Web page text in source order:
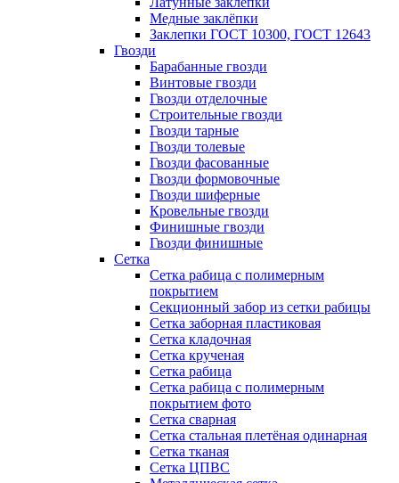
Медные заклёпки
Заклепки ГОСТ 10300, ГОСТ 12643
Гвозди
Барабанные гвозди
Винтовые гвозди
Гвозди отделочные
Строительные гвозди
Гвозди тарные
Гвозди толевые
Гвозди фасованные
Гвозди формовочные
Гвозди шиферные
Кровельные гвозди
Финишные гвозди
Гвозди финишные
Сетка
Сетка рабица с полимерным
покрытием
Секционный забор из сетки рабицы
Сетка заборная пластиковая
Сетка кладочная
Сетка крученая
Сетка рабица
Сетка рабица с полимерным
покрытием фото
Сетка сварная
Сетка стальная плетёная одинарная
Сетка тканая
Сетка ЦПВС